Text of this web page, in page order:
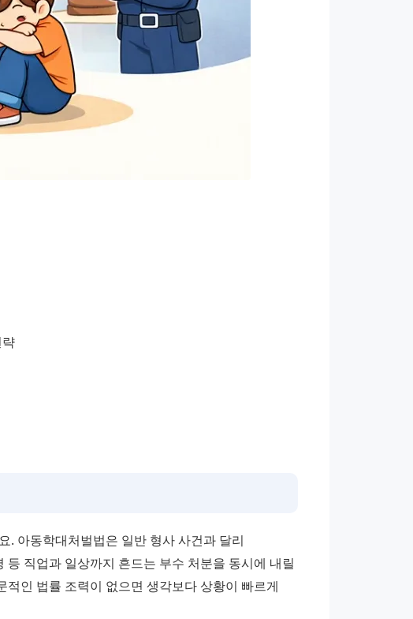
. 아동학대처벌법은 일반 형사 사건과 달리
직업과 일상까지 흔드는 부수 처분을 동시에 내릴
인 법률 조력이 없으면 생각보다 상황이 빠르게